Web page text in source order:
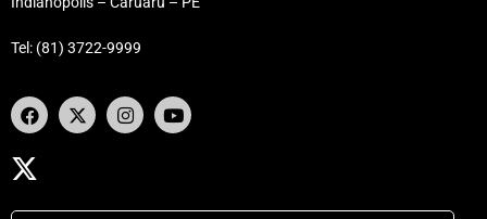
Tel: (81) 3722-9999